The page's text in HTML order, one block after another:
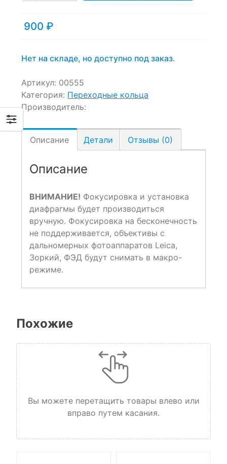
900 ₽
Нет на складе, но доступно под заказ.
Артикул: 00555
Категория: Переходные кольца
Производитель:
Описание Детали Отзывы (0)
Описание
ВНИМАНИЕ! Фокусировка и установка
диафрагмы будет производиться
вручную. Фокусировка на бесконечность
не поддерживается, объективы с
дальномерных фотоаппаратов Leica,
Зоркий, ФЭД будут снимать в макро-
режиме.
Похожие
Вы можете перетащить товары влево или
вправо путем касания.